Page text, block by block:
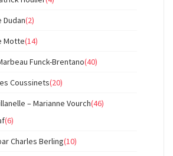
Dudan(2)
Motte(14)
Funck-Brentano(40)
Coussinets(20)
– Marianne Vourch(46)
(6)
Charles Berling(10)